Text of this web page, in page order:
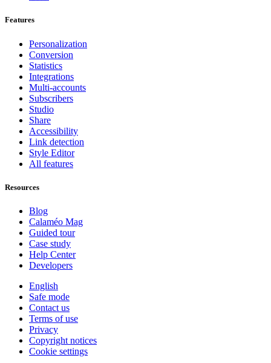
Features
Personalization
Conversion
Statistics
Integrations
Multi-accounts
Subscribers
Studio
Share
Accessibility
Link detection
Style Editor
All features
Resources
Blog
Calaméo Mag
Guided tour
Case study
Help Center
Developers
English
Safe mode
Contact us
Terms of use
Privacy
Copyright notices
Cookie settings